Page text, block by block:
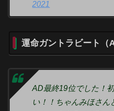
2021
運命ガントラビート（
AD最終19位でした！
い！！ちゃんみほさん